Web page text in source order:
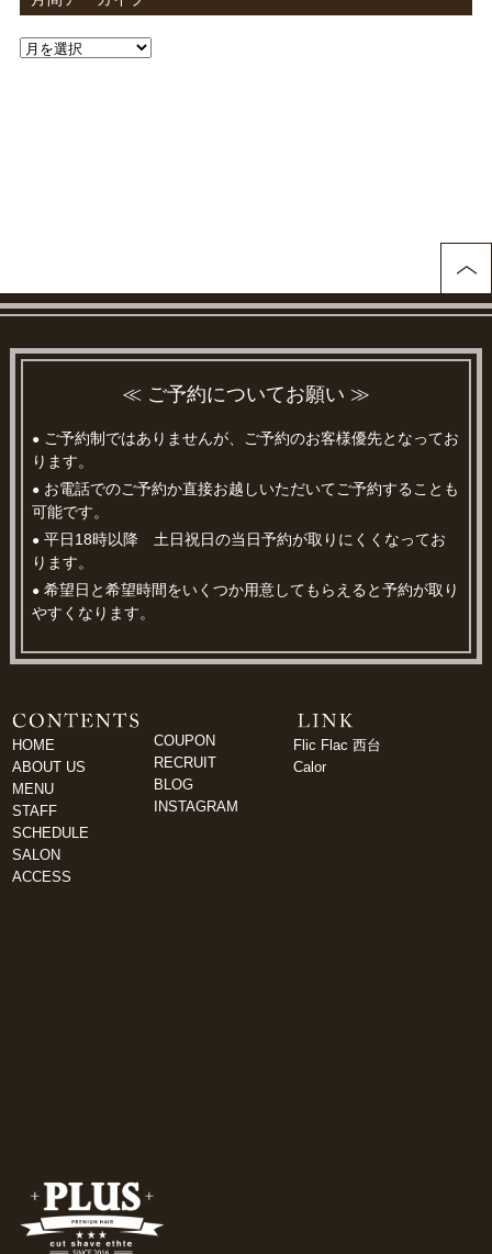
≪ ご予約についてお願い ≫
● ご予約制ではありませんが、ご予約のお客様優先となってお
ります。
● お電話でのご予約か直接お越しいただいてご予約することも
可能です。
● 平日18時以降 土日祝日の当日予約が取りにくくなってお
ります。
● 希望日と希望時間をいくつか用意してもらえると予約が取り
やすくなります。
HOME
ABOUT US
MENU
STAFF
SCHEDULE
SALON
ACCESS
COUPON
RECRUIT
BLOG
INSTAGRAM
Flic Flac 西台
Calor